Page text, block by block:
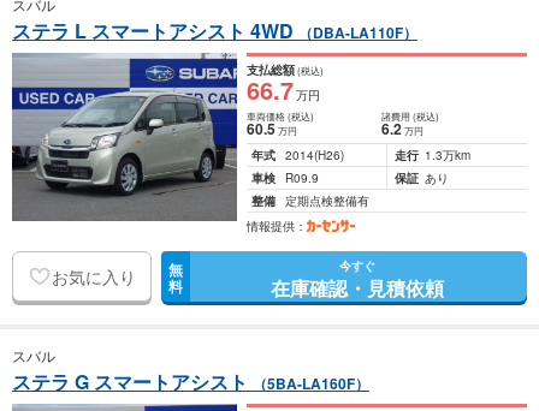
スバル
ステラ L スマートアシスト 4WD （DBA-LA110F）
支払総額(税込)
66.7万円
車両価格(税込)
60.5万円
諸費用 (税込)
6.2 万円
年式 2014(H26) 走行 1.3万km
車検
R09.9 保証 あり
整備 定期点検整備有
情報提供：
お気に入り 無
料
今すぐ
在庫確認・見積依頼
スバル
ステラ G スマートアシスト （5BA-LA160F）